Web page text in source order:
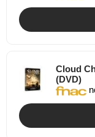
Cloud
(DVD)